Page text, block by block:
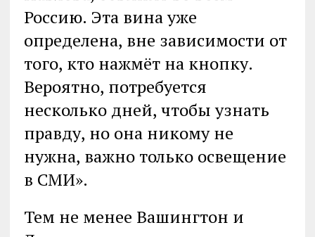
Россию. Эта вина уже
определена, вне зависимости от
того, кто нажмёт на кнопку.
Вероятно, потребуется
несколько дней, чтобы узнать
правду, но она никому не
нужна, важно только освещение
в СМИ».
Тем не менее Вашингтон и